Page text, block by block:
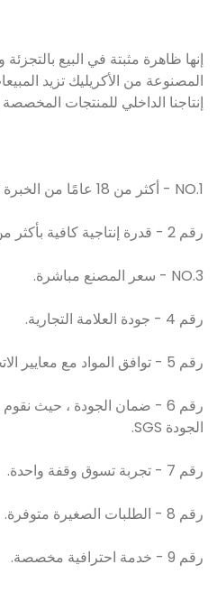
إنها ظاهرة مثبتة في البيع
المصنوعة من الأكريليك تزيد
إنتاجنا الداخلي للمنتجات المخصصة
NO.1 - أكثر من 18 عامًا من الخبرة في تصنيع وتصدير الأكريليك.
رقم 2 - قدرة إنتاجية كافية بأكثر من 150 عاملاً.
NO.3 - سعر المصنع مباشرة.
رقم 4 - جودة العلامة التجارية.
رقم 5 - توافق المواد مع معايير الاتحاد الأوروبي.
رقم 6 - ضمان الجودة ، حيث
الجودة SGS.
رقم 7 - تجربة تسوق وقفة واحدة.
رقم 8 - الطلبات الصغيرة متوفرة.
رقم 9 - خدمة احترافية مخصصة.